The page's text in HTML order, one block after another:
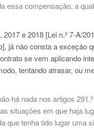
essa compensação, a
e 2018 [Lei n.º 7-A/
já não consta a exceção
se vem aplicando
tentando atrasar, ou
há nada nos artigos
situações em que haja
que tenha tido lugar uma